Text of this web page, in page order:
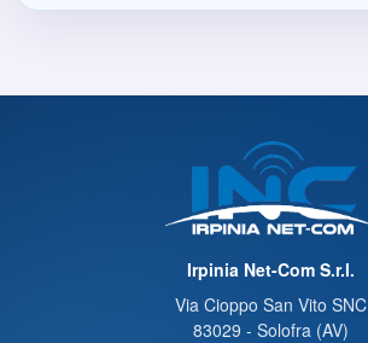
Irpinia Net-Com S.r.l.
Via Cioppo San Vito SNC
83029 - Solofra (AV)